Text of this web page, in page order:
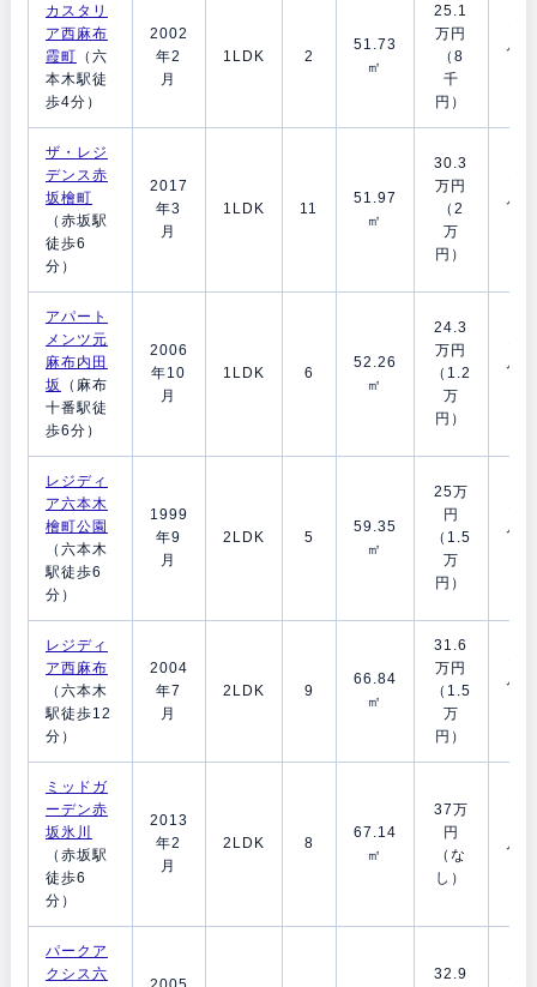
カスタリ
ア西麻布
霞町 （六
本木駅徒
歩4分）
2002
年2
月
1LDK 2
51.73
㎡
25.1
万円
（8
千
円）
月/1
ザ・レジ
デンス赤
坂檜町
（赤坂駅
徒歩6
分）
2017
年3
月
1LDK 11
51.97
㎡
30.3
万円
（2
万
円）
月/1
アパート
メンツ元
麻布内田
坂
（麻布
十番駅徒
歩6分）
2006
年10
月
1LDK 6
52.26
㎡
24.3
万円
（1.2
万
円）
月/0
レジディ
ア六本木
檜町公園
（六本木
駅徒歩6
分）
1999
年9
月
2LDK 5
59.35
㎡
25万
円
（1.5
万
円）
月/1
レジディ
ア西麻布
（六本木
駅徒歩12
分）
2004
年7
月
2LDK 9
66.84
㎡
31.6
万円
（1.5
万
円）
月/1
ミッドガ
ーデン赤
坂氷川
（赤坂駅
徒歩6
分）
2013
年2
月
2LDK 8
67.14
㎡
37万
円
（な
し）
月/1
パークア
クシス六
32.9